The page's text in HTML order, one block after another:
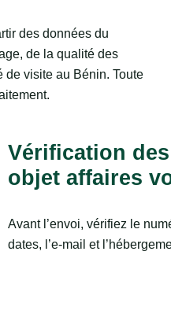
des données du
de la qualité des
de visite au Bénin. Toute
Vérification
objet affaires
Avant l’envoi, vérifiez le
dates, l’e-mail et